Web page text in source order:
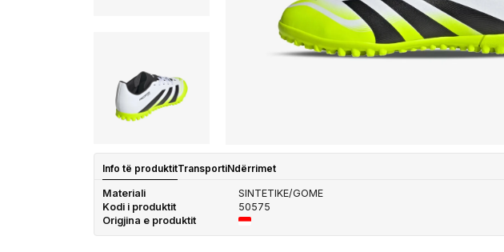
Info të produktitTransportiNdërrimet
Materiali
SINTETIKE/GOME
Kodi i produktit
50575
Origjina e produktit